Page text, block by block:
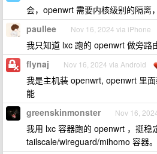
会，openwrt 需要内核级别的隔离
paullee Nov 16, 2024 via iPhone
我只知道 lxc 跑的 openwrt 做旁路
flynaj Nov 16, 2024 via Android
我是主机装 openwrt, openwrt 里
能
greenskinmonster Nov 16,
我用 lxc 容器跑的 openwrt ，挺稳
tailscale/wireguard/mihomo 容器。